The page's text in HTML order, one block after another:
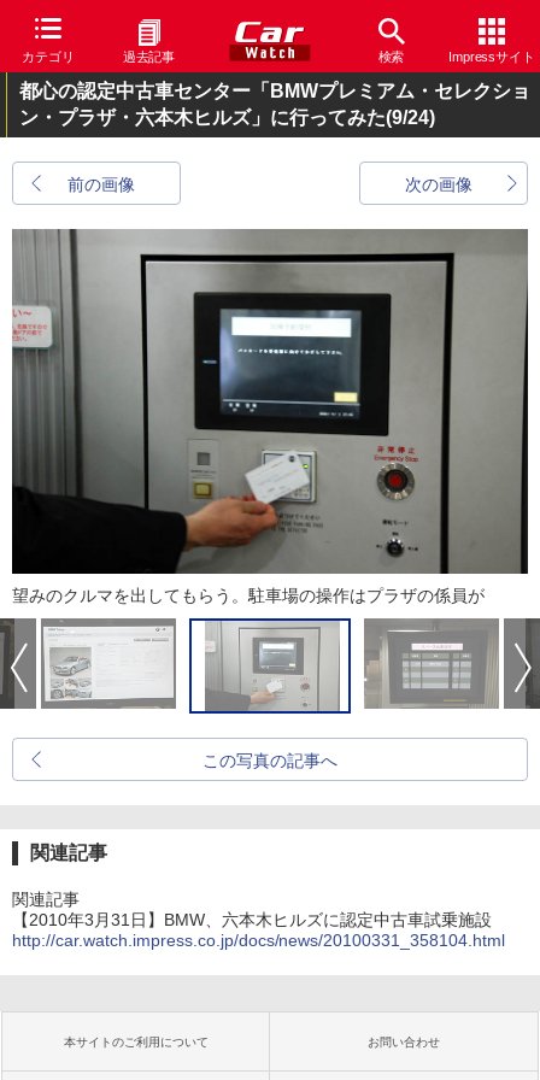
カテゴリ 過去記事 検索 Impressサイト
都心の認定中古車センター「BMWプレミアム・セレクショ
ン・プラザ・六本木ヒルズ」に行ってみた(9/24)
前の画像 次の画像
望みのクルマを出してもらう。駐車場の操作はプラザの係員が
この写真の記事へ
関連記事
関連記事
【2010年3月31日】BMW、六本木ヒルズに認定中古車試乗施設
http://car.watch.impress.co.jp/docs/news/20100331_358104.html
本サイトのご利用について お問い合わせ